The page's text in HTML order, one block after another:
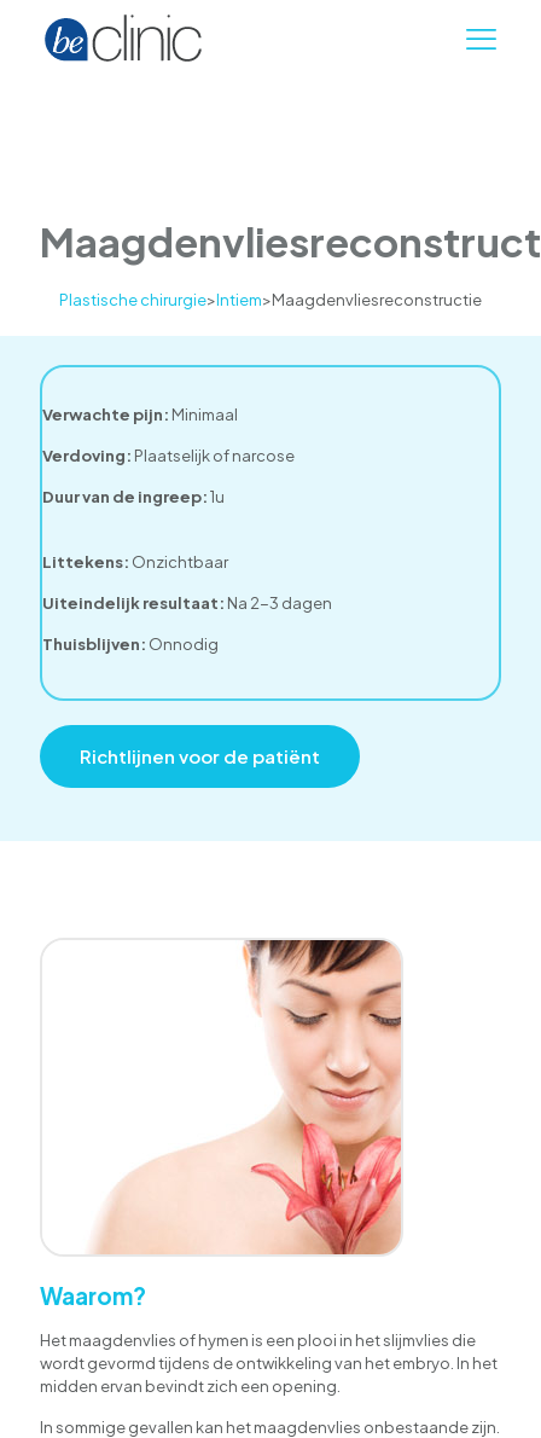
Plastische chirurgie>Intiem>Maagdenvliesreconstructie
Verwachte pijn: Minimaal
Verdoving: Plaatselijk of narcose
Duur van de ingreep:1u
Littekens: Onzichtbaar
Uiteindelijk resultaat: Na 2-3 dagen
Thuisblijven: Onnodig
Richtlijnen voor de patiënt
Waarom?
Het maagdenvlies of hymen is een plooi in het slijmvlies die
wordt gevormd tijdens de ontwikkeling van het embryo. In het
midden ervan bevindt zich een opening.
In sommige gevallen kan het maagdenvlies onbestaande zijn.